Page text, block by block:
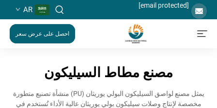
[email protected]
AR
احصل على عرض سعر
مصنع مطاط السيليكون
يمثل مصنع لواصق السيليكون البولي يوريثان (PU) منشأة تصنيع متطورة
مخصصة لإنتاج وصلات سيليكون بولي يوريثان عالية الأداء تُستخدم في